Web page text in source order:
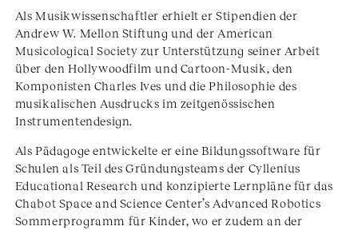
Als Musikwissenschaftler erhielt er Stipendien der
Andrew W. Mellon Stiftung und der American
Musicological Society zur Unterstützung seiner Arbeit
über den Hollywoodfilm und Cartoon-Musik, den
Komponisten Charles Ives und die Philosophie des
musikalischen Ausdrucks im zeitgenössischen
Instrumentendesign.
Als Pädagoge entwickelte er eine Bildungssoftware für
Schulen als Teil des Gründungsteams der Cyllenius
Educational Research und konzipierte Lernpläne für das
Chabot Space and Science Center’s Advanced Robotics
Sommerprogramm für Kinder, wo er zudem an der